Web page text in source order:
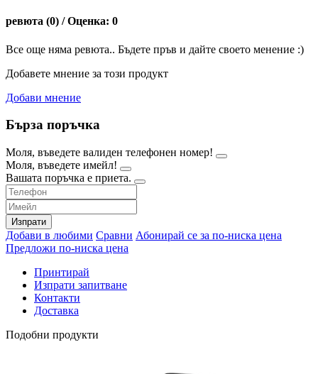
ревюта (0) / Оценка: 0
Все още няма ревюта.. Бъдете пръв и дайте своето менение :)
Добавете мнение за този продукт
Добави мнение
Бърза поръчка
Моля, въведете валиден телефонен номер!
Моля, въведете имейл!
Вашата поръчка е приета.
Изпрати
Добави в любими Сравни Абонирай се за по-ниска цена
Предложи по-ниска цена
Принтирай
Изпрати запитване
Контакти
Доставка
Подобни продукти